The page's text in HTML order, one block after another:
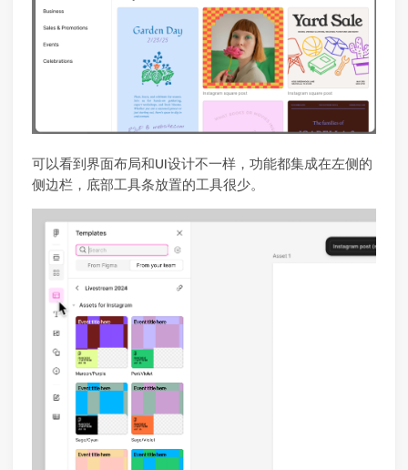
可以看到界面布局和UI设计不一样，功能都集成在左侧的
侧边栏，底部工具条放置的工具很少。